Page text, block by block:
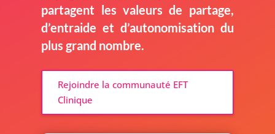
partagent les valeurs de partage,
d’entraide et d’autonomisation du
plus grand nombre.
Rejoindre la communauté EFT
Clinique